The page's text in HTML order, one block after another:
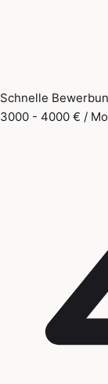
Schnelle
3000 - 4000 € /